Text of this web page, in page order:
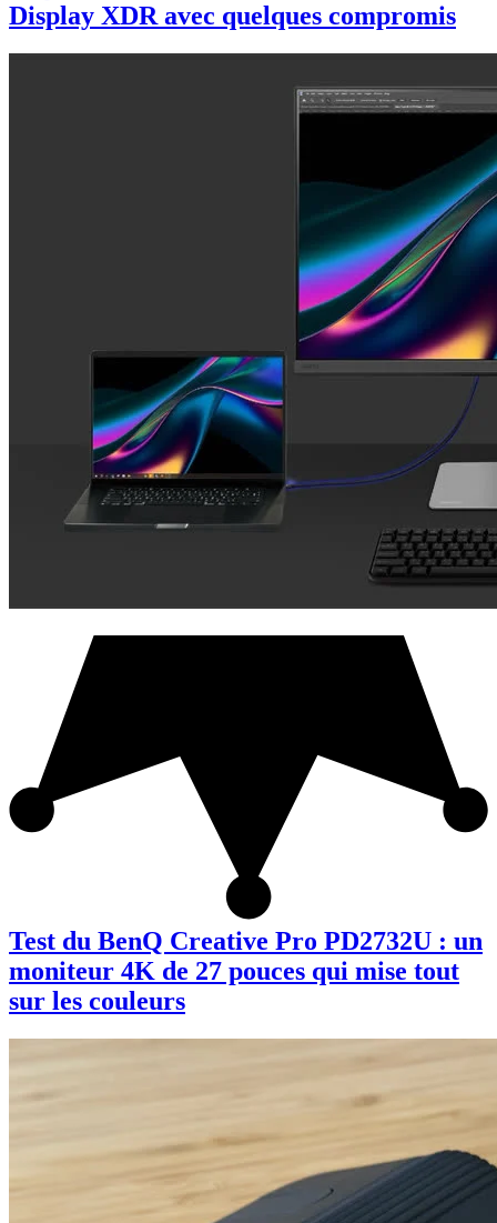
Display XDR avec quelques compromis
Test du BenQ Creative Pro PD2732U : un
moniteur 4K de 27 pouces qui mise tout
sur les couleurs